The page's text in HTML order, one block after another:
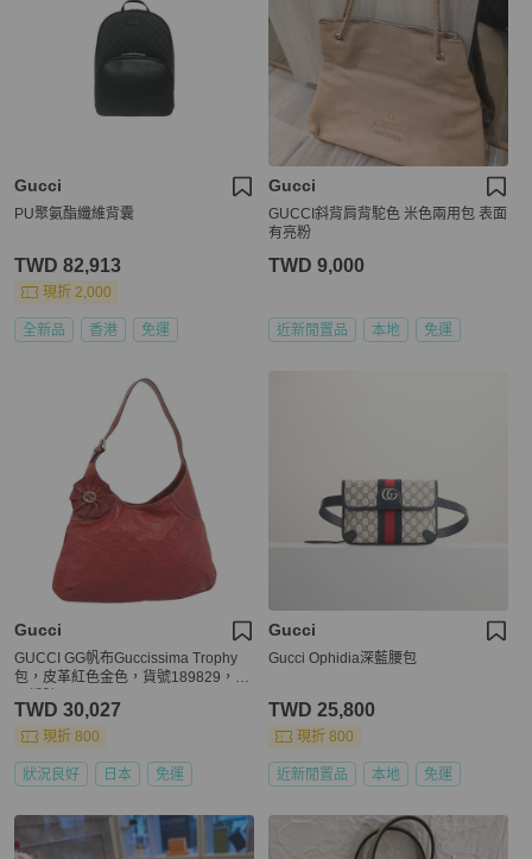
Gucci
PU聚氨酯纖維背囊
TWD 82,913
現折 2,000
全新品 香港 免運
Gucci
GUCCI斜背肩背駝色 米色兩用包 表面
有亮粉
TWD 9,000
近新閒置品 本地 免運
Gucci
GUCCI GG帆布Guccissima Trophy
包，皮革紅色金色，貨號189829，正
TWD 30,027
現折 800
狀況良好 日本 免運
Gucci
Gucci Ophidia深藍腰包
TWD 25,800
現折 800
近新閒置品 本地 免運